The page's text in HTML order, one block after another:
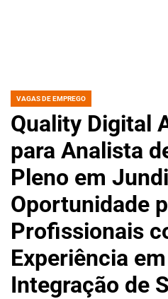
POSTED
VAGAS DE EMPREGO
Quality Digital
para Analista
Pleno em
Oportunidade
Profissionais
Experiência
Integração de